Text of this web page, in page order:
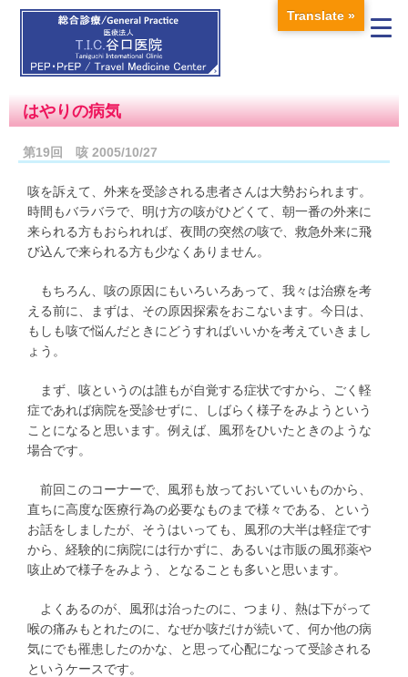
はやりの病気
第19回 咳 2005/10/27
咳を訴えて、外来を受診される患者さんは大勢おられます。
時間もバラバラで、明け方の咳がひどくて、朝一番の外来に
来られる方もおられれば、夜間の突然の咳で、救急外来に飛
び込んで来られる方も少なくありません。
もちろん、咳の原因にもいろいろあって、我々は治療を考
える前に、まずは、その原因探索をおこないます。今日は、
もしも咳で悩んだときにどうすればいいかを考えていきまし
ょう。
まず、咳というのは誰もが自覚する症状ですから、ごく軽
症であれば病院を受診せずに、しばらく様子をみようという
ことになると思います。例えば、風邪をひいたときのような
場合です。
前回このコーナーで、風邪も放っておいていいものから、
直ちに高度な医療行為の必要なものまで様々である、という
お話をしましたが、そうはいっても、風邪の大半は軽症です
から、経験的に病院には行かずに、あるいは市販の風邪薬や
咳止めで様子をみよう、となることも多いと思います。
よくあるのが、風邪は治ったのに、つまり、熱は下がって
喉の痛みもとれたのに、なぜか咳だけが続いて、何か他の病
気にでも罹患したのかな、と思って心配になって受診される
というケースです。
Translate »